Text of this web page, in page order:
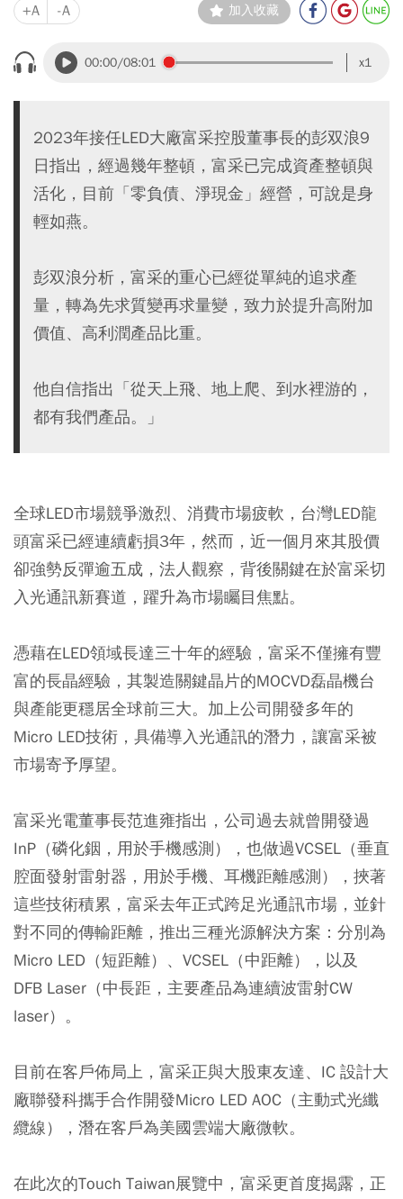
+A -A 加入收藏
00:00/08:01 x1
2023年接任LED大廠富采控股董事長的彭双浪9
日指出，經過幾年整頓，富采已完成資產整頓與
活化，目前「零負債、淨現金」經營，可說是身
輕如燕。
彭双浪分析，富采的重心已經從單純的追求產
量，轉為先求質變再求量變，致力於提升高附加
價值、高利潤產品比重。
他自信指出「從天上飛、地上爬、到水裡游的，
都有我們產品。」
全球LED市場競爭激烈、消費市場疲軟，台灣LED龍
頭富采已經連續虧損3年，然而，近一個月來其股價
卻強勢反彈逾五成，法人觀察，背後關鍵在於富采切
入光通訊新賽道，躍升為市場矚目焦點。
憑藉在LED領域長達三十年的經驗，富采不僅擁有豐
富的長晶經驗，其製造關鍵晶片的MOCVD磊晶機台
與產能更穩居全球前三大。加上公司開發多年的
Micro LED技術，具備導入光通訊的潛力，讓富采被
市場寄予厚望。
富采光電董事長范進雍指出，公司過去就曾開發過
InP（磷化銦，用於手機感測），也做過VCSEL（垂直
腔面發射雷射器，用於手機、耳機距離感測），挾著
這些技術積累，富采去年正式跨足光通訊市場，並針
對不同的傳輸距離，推出三種光源解決方案：分別為
Micro LED（短距離）、VCSEL（中距離），以及
DFB Laser（中長距，主要產品為連續波雷射CW
laser）。
目前在客戶佈局上，富采正與大股東友達、IC 設計大
廠聯發科攜手合作開發Micro LED AOC（主動式光纖
纜線），潛在客戶為美國雲端大廠微軟。
在此次的Touch Taiwan展覽中，富采更首度揭露，正